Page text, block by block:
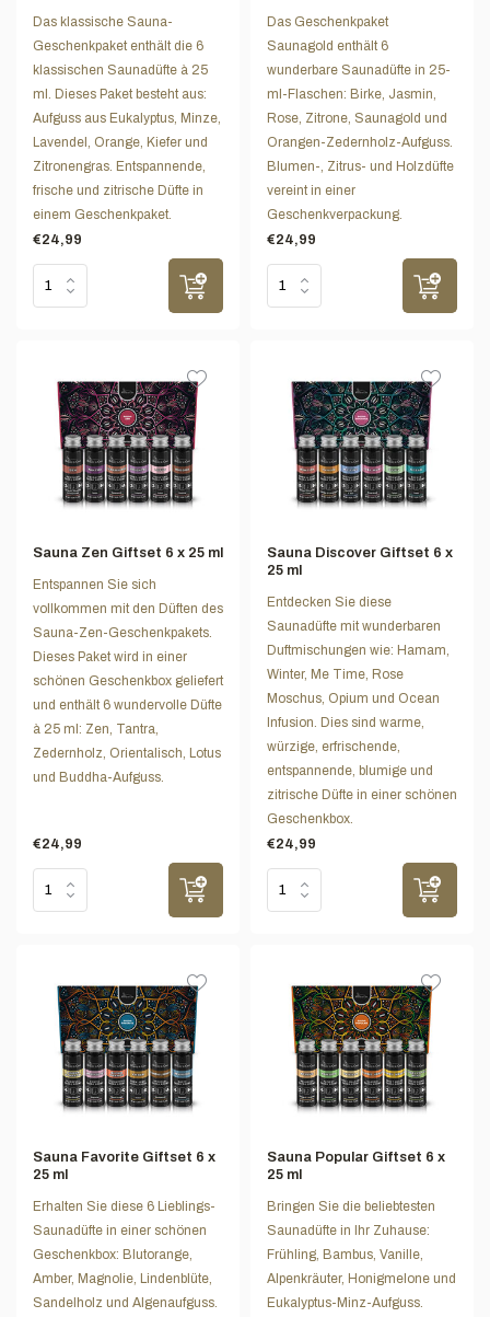
Das klassische Sauna-
Geschenkpaket enthält die 6
klassischen Saunadüfte à 25
ml. Dieses Paket besteht aus:
Aufguss aus Eukalyptus, Minze,
Lavendel, Orange, Kiefer und
Zitronengras. Entspannende,
frische und zitrische Düfte in
einem Geschenkpaket.
€24,99
Das Geschenkpaket
Saunagold enthält 6
wunderbare Saunadüfte in 25-
ml-Flaschen: Birke, Jasmin,
Rose, Zitrone, Saunagold und
Orangen-Zedernholz-Aufguss.
Blumen-, Zitrus- und Holzdüfte
vereint in einer
Geschenkverpackung.
€24,99
Sauna Zen Giftset 6 x 25 ml
Entspannen Sie sich
vollkommen mit den Düften des
Sauna-Zen-Geschenkpakets.
Dieses Paket wird in einer
schönen Geschenkbox geliefert
und enthält 6 wundervolle Düfte
à 25 ml: Zen, Tantra,
Zedernholz, Orientalisch, Lotus
und Buddha-Aufguss.
€24,99
Sauna Discover Giftset 6 x
25 ml
Entdecken Sie diese
Saunadüfte mit wunderbaren
Duftmischungen wie: Hamam,
Winter, Me Time, Rose
Moschus, Opium und Ocean
Infusion. Dies sind warme,
würzige, erfrischende,
entspannende, blumige und
zitrische Düfte in einer schönen
Geschenkbox.
€24,99
Sauna Favorite Giftset 6 x
25 ml
Erhalten Sie diese 6 Lieblings-
Saunadüfte in einer schönen
Geschenkbox: Blutorange,
Amber, Magnolie, Lindenblüte,
Sandelholz und Algenaufguss.
Sauna Popular Giftset 6 x
25 ml
Bringen Sie die beliebtesten
Saunadüfte in Ihr Zuhause:
Frühling, Bambus, Vanille,
Alpenkräuter, Honigmelone und
Eukalyptus-Minz-Aufguss.